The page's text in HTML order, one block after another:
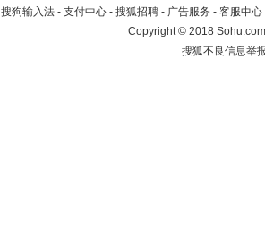
搜狗输入法 - 支付中心 - 搜狐招聘 - 广告服务 - 客服中心
Copyright©2018
搜狐不良信息举